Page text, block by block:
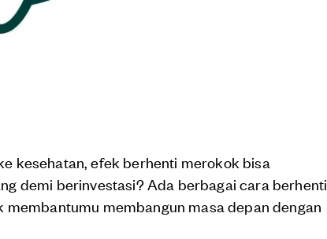
kesehatan, efek berhenti merokok bisa
demi berinvestasi? Ada berbagai cara berhenti
membangun masa depan dengan